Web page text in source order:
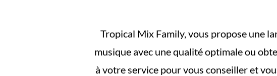
Tropical Mix Family, vous propose une
musique avec une qualité optimale ou
à votre service pour vous conseiller et